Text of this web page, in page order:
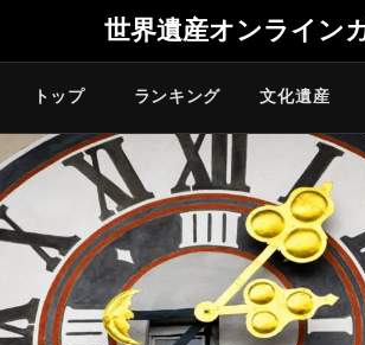
世界遺産オンライン
トップ ランキング 文化遺産